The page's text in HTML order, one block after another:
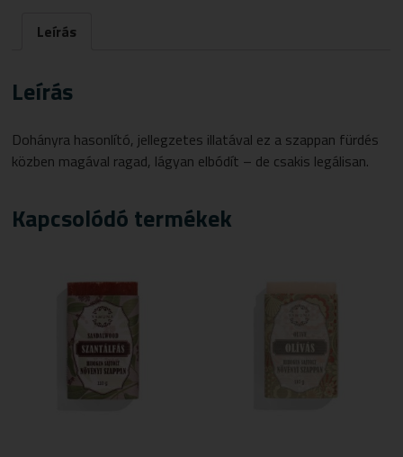
Leírás
Leírás
Dohányra hasonlító, jellegzetes illatával ez a szappan fürdés
közben magával ragad, lágyan elbódít – de csakis legálisan.
Kapcsolódó termékek